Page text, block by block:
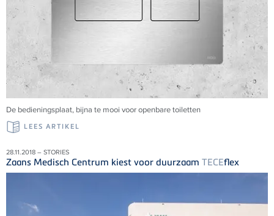
De bedieningsplaat, bijna te mooi voor openbare toiletten
LEES ARTIKEL
28.11.2018 – STORIES
Zaans Medisch Centrum kiest voor duurzaam TECEflex